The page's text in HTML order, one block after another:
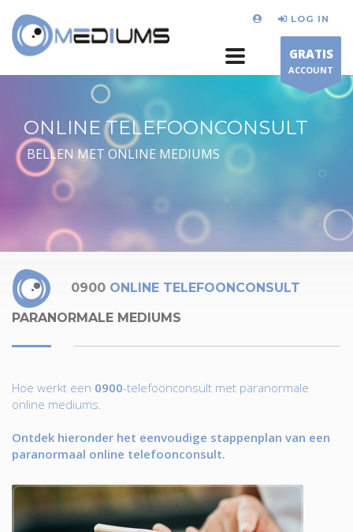
LOG IN
GRATIS
ACCOUNT
ONLINE TELEFOONCONSULT
BELLEN MET ONLINE MEDIUMS
0900 ONLINE TELEFOONCONSULT
PARANORMALE MEDIUMS
Hoe werkt een 0900-telefoonconsult met paranormale
online mediums.
Ontdek hieronder het eenvoudige stappenplan van een
paranormaal online telefoonconsult.